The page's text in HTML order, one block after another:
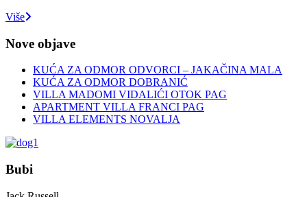
Više
Nove objave
KUĆA ZA ODMOR ODVORCI – JAKAČINA MALA
KUĆA ZA ODMOR DOBRANIĆ
VILLA MADOMI VIDALIĆI OTOK PAG
APARTMENT VILLA FRANCI PAG
VILLA ELEMENTS NOVALJA